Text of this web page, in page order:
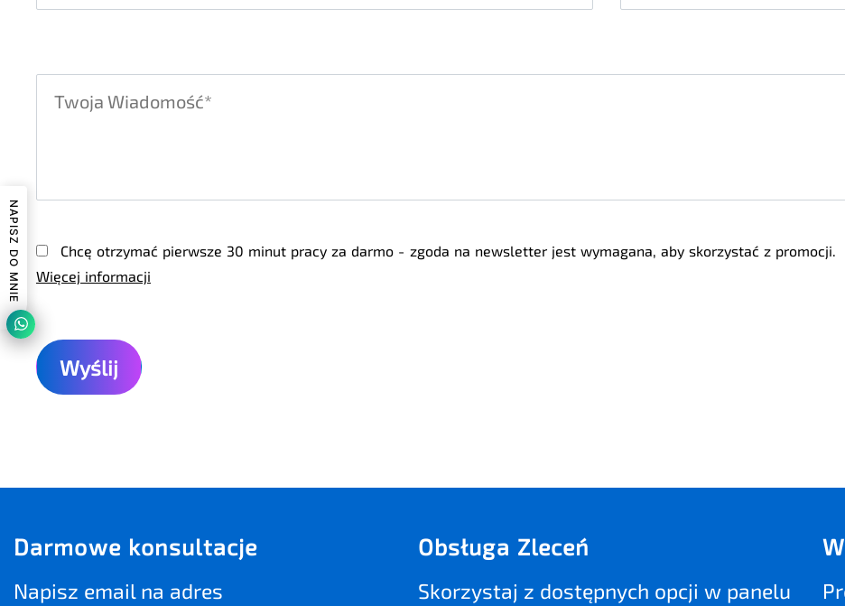
Chcę otrzymać pierwsze 30 minut pracy za darmo - zgoda na newsletter jest wymagana, aby skorzystać z promocji.
Więcej informacji
Darmowe konsultacje
Napisz email na adres
Obsługa Zleceń
Skorzystaj z dostępnych opcji w panelu
NAPISZ DO MNIE